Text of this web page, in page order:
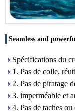
Seamless and
Spécifications du
1. Pas de colle,
2. Pas de piratage
3. imperméable et
4. Pas de taches